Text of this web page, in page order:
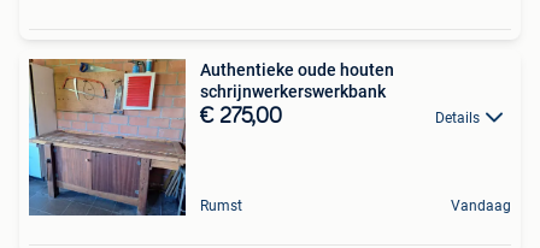
Authentieke oude houten
schrijnwerkerswerkbank
€ 275,00 Details
Rumst Vandaag